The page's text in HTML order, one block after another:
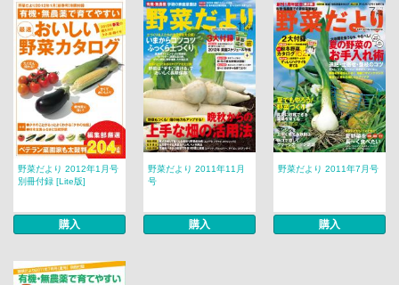
野菜だより 2012年1月号
別冊付録 [Lite版]
購入
野菜だより 2011年11月
号
購入
野菜だより 2011年7月号
購入